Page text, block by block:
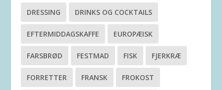
DRESSING DRINKS OG COCKTAILS
EFTERMIDDAGSKAFFE EUROPÆISK
FARSBRØD FESTMAD FISK FJERKRÆ
FORRETTER FRANSK FROKOST